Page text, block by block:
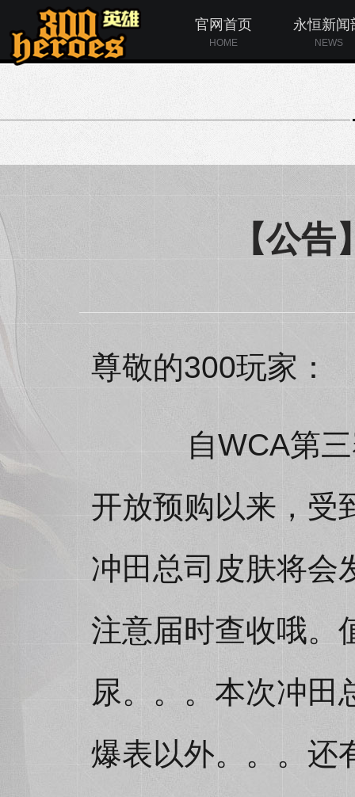
官网首页
HOME
永恒新闻
NEWS
【公
尊敬的300玩家：
自WCA第三赛
开放预购以来，受
冲田总司皮肤将会
注意届时查收哦。
尿。。。本次冲田
爆表以外。。。还